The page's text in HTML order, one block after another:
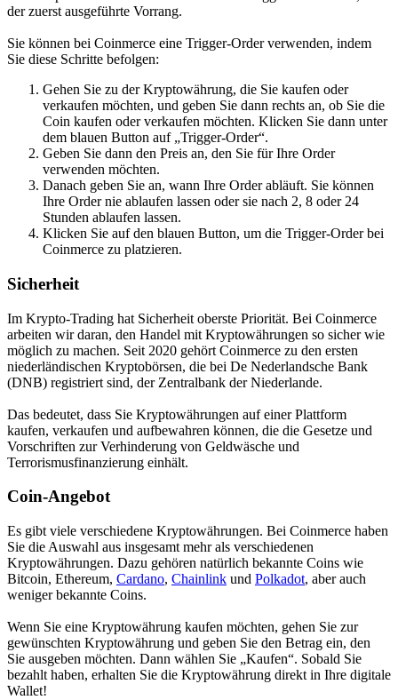
der zuerst ausgeführte Vorrang.
Sie können bei Coinmerce eine Trigger-Order verwenden, indem
Sie diese Schritte befolgen:
Gehen Sie zu der Kryptowährung, die Sie kaufen oder
verkaufen möchten, und geben Sie dann rechts an, ob Sie die
Coin kaufen oder verkaufen möchten. Klicken Sie dann unter
dem blauen Button auf „Trigger-Order“.
Geben Sie dann den Preis an, den Sie für Ihre Order
verwenden möchten.
Danach geben Sie an, wann Ihre Order abläuft. Sie können
Ihre Order nie ablaufen lassen oder sie nach 2, 8 oder 24
Stunden ablaufen lassen.
Klicken Sie auf den blauen Button, um die Trigger-Order bei
Coinmerce zu platzieren.
Sicherheit
Im Krypto-Trading hat Sicherheit oberste Priorität. Bei Coinmerce
arbeiten wir daran, den Handel mit Kryptowährungen so sicher wie
möglich zu machen. Seit 2020 gehört Coinmerce zu den ersten
niederländischen Kryptobörsen, die bei De Nederlandsche Bank
(DNB) registriert sind, der Zentralbank der Niederlande.
Das bedeutet, dass Sie Kryptowährungen auf einer Plattform
kaufen, verkaufen und aufbewahren können, die die Gesetze und
Vorschriften zur Verhinderung von Geldwäsche und
Terrorismusfinanzierung einhält.
Coin-Angebot
Es gibt viele verschiedene Kryptowährungen. Bei Coinmerce haben
Sie die Auswahl aus insgesamt mehr als verschiedenen
Kryptowährungen. Dazu gehören natürlich bekannte Coins wie
Bitcoin, Ethereum, Cardano, Chainlink und Polkadot, aber auch
weniger bekannte Coins.
Wenn Sie eine Kryptowährung kaufen möchten, gehen Sie zur
gewünschten Kryptowährung und geben Sie den Betrag ein, den
Sie ausgeben möchten. Dann wählen Sie „Kaufen“. Sobald Sie
bezahlt haben, erhalten Sie die Kryptowährung direkt in Ihre digitale
Wallet!